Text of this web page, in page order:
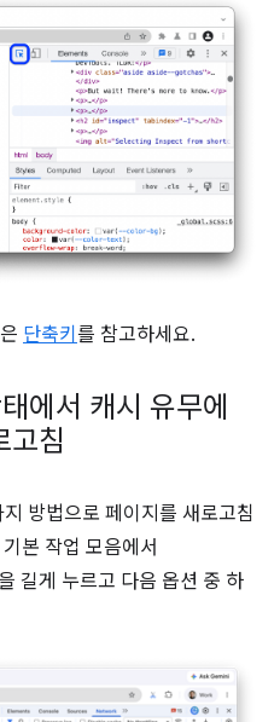
단축키 를 참고하세요.
에서 캐시 유무에
고침
방법으로 페이지를 새로고침
본 작업 모음에서
길게 누르고 다음 옵션 중 하